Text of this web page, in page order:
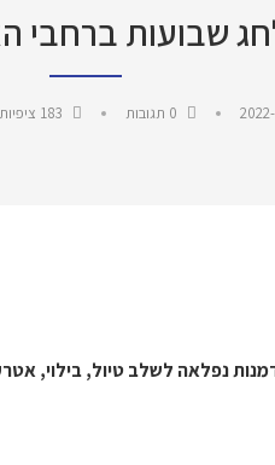
שבועות ברחבי
183 ציפיות
נפלאה לשלב טיול, בילוי,